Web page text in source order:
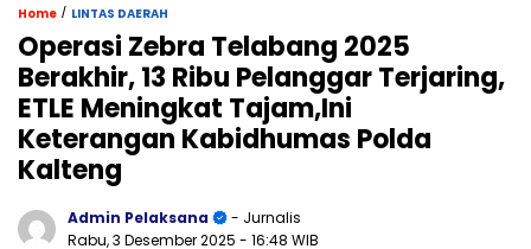
Home / LINTAS DAERAH
Operasi Zebra Telabang 2025
Berakhir, 13 Ribu Pelanggar Terjaring,
ETLE Meningkat Tajam,Ini
Keterangan Kabidhumas Polda
Kalteng
Admin Pelaksana
- Jurnalis
Rabu, 3 Desember 2025 - 16:48 WIB